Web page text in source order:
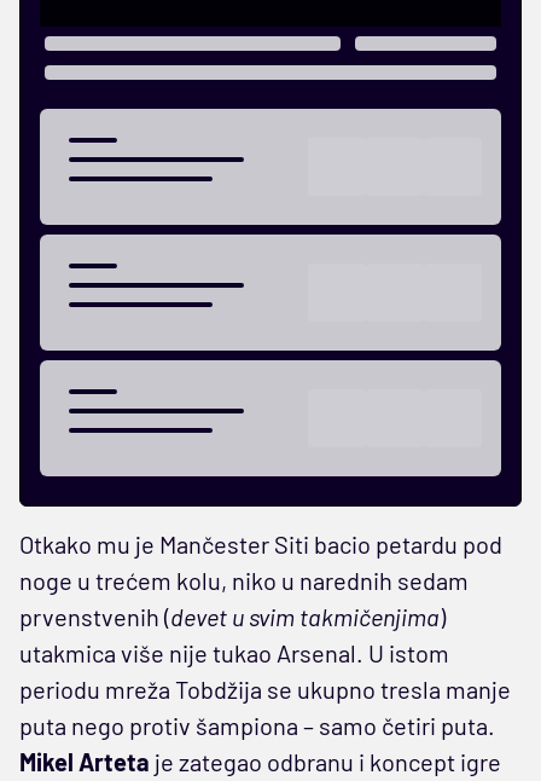
Otkako mu je Mančester Siti bacio petardu pod
noge u trećem kolu, niko u narednih sedam
prvenstvenih (devet u svim takmičenjima)
utakmica više nije tukao Arsenal. U istom
periodu mreža Tobdžija se ukupno tresla manje
puta nego protiv šampiona – samo četiri puta.
Mikel Arteta je zategao odbranu i koncept igre